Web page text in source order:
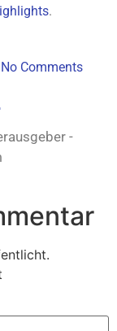
.
No Comments
-